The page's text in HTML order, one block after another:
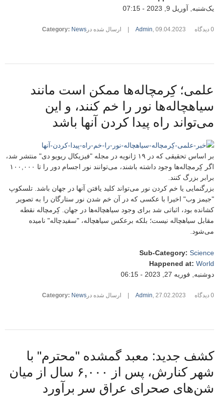
یک‌شنبه, آوریل 9, 2023 - 07:15
Admin, 09.04.2023 ارسال شده در Category: News 0 دیدگاه
علمی؛ کِرمچاله‌ها ممکن است مانند
سیاهچاله‌ها نور را خم کنند، و این
می‌تواند راه پیدا کردن آنها باشد
بر اساس تحقیقی که در ۱۹ ژانویه در مجله "فیزیکال ریویو دی" منتشر شد،
اگر کِرمچاله‌ها وجود داشته باشند، می‌توانند نور اجسام دور را تا ۱۰۰,۰۰۰
برابر بزرگ کنند.
بزرگنمایی یا خم کردن نور می‌تواند کلید یافتن آنها در جهان باشد. تلسکوپ
"جیمز وب" اخیرا با عکسی که در آن خم شدن نور ستارگان را به تصویر
کشانده بود، اثباتی شد برای وجود سیاهچاله‌ها در جهان. کِرمچاله نقطه
مقابل سیاهچاله نیست؛ بلکه برعکس سیاهچاله، "سفیدچاله" نامیده
می‌شود.
Sub-Category: Science
Happened at: World
دوشنبه, فوریه 27, 2023 - 06:15
Admin 27.02.2023
| ارسال شده در Category: News 0 دیدگاه
کشف جدید: معبد گمشده "محترم" با
شهر کنارش، پس از ۶,۰۰۰ سال از میان
شن‌های صحرای عراق سر برآورد